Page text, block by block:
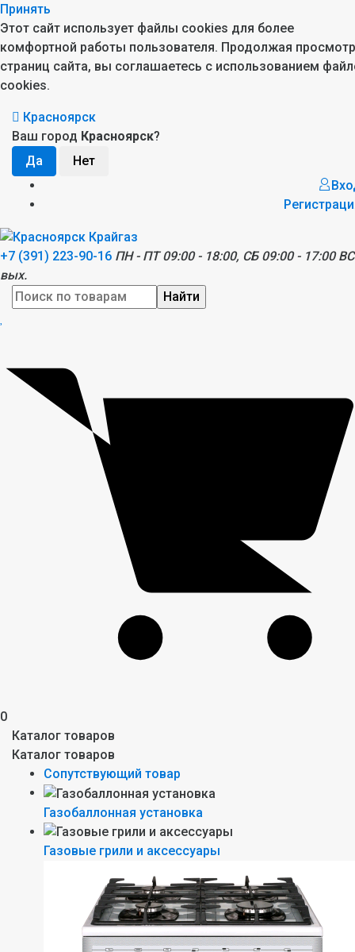
Принять
Этот сайт использует файлы cookies для более
комфортной работы пользователя. Продолжая просмотр
страниц сайта, вы соглашаетесь с использованием
cookies.
Красноярск
Ваш город Красноярск?
+7 (391) 223-90-16 ПН - ПТ 09:00 - 18:00, СБ 09:00 - 17:00
вых.
Найти
0
Каталог товаров
Каталог товаров
Сопутствующий товар
Газобаллонная установка
Газовые грили и аксессуары